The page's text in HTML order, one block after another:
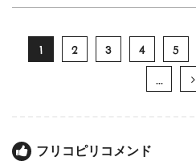
1 2 3 4 5
...
フリコピリコメンド